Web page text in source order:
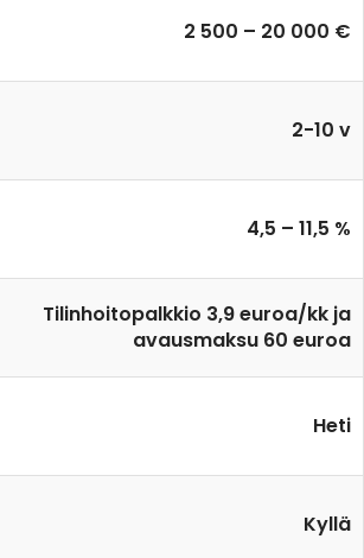
2 500 – 20 000 €
2-10 v
4,5 – 11,5 %
Tilinhoitopalkkio 3,9 euroa/kk ja
avausmaksu 60 euroa
Heti
Kyllä